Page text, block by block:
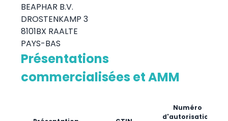
BEAPHAR B.V.
DROSTENKAMP 3
8101BX RAALTE
PAYS-BAS
Présentations
commercialisées et AMM
Numéro
d'autorisation